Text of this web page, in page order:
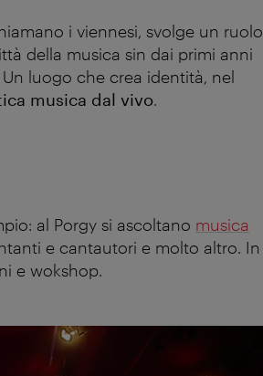
i viennesi, svolge un ruolo
della musica sin dai primi anni
luogo che crea identità, nel
musica dal vivo.
al Porgy si ascoltano musica
e cantautori e molto altro. In
e wokshop.